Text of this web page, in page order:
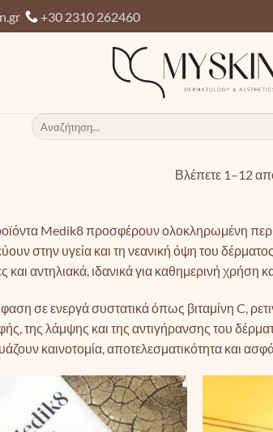
+30 2310 262460
Αναζήτηση
για:
Βλέπετε 1–12
Medik8 προσφέρουν ολοκληρωμένη
στην υγεία και τη νεανική όψη του
και αντηλιακά, ιδανικά για καθημερινή χρήση
σε ενεργά συστατικά όπως βιταμίνη C,
της λάμψης και της αντιγήρανσης του
καινοτομία, αποτελεσματικότητα και